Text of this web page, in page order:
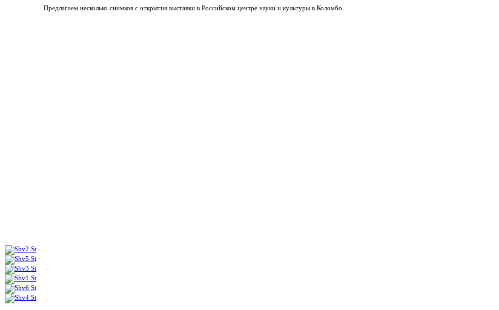
Предлагаем несколько снимков с открытия выставки в Российском центре науки и культуры в Коломбо.